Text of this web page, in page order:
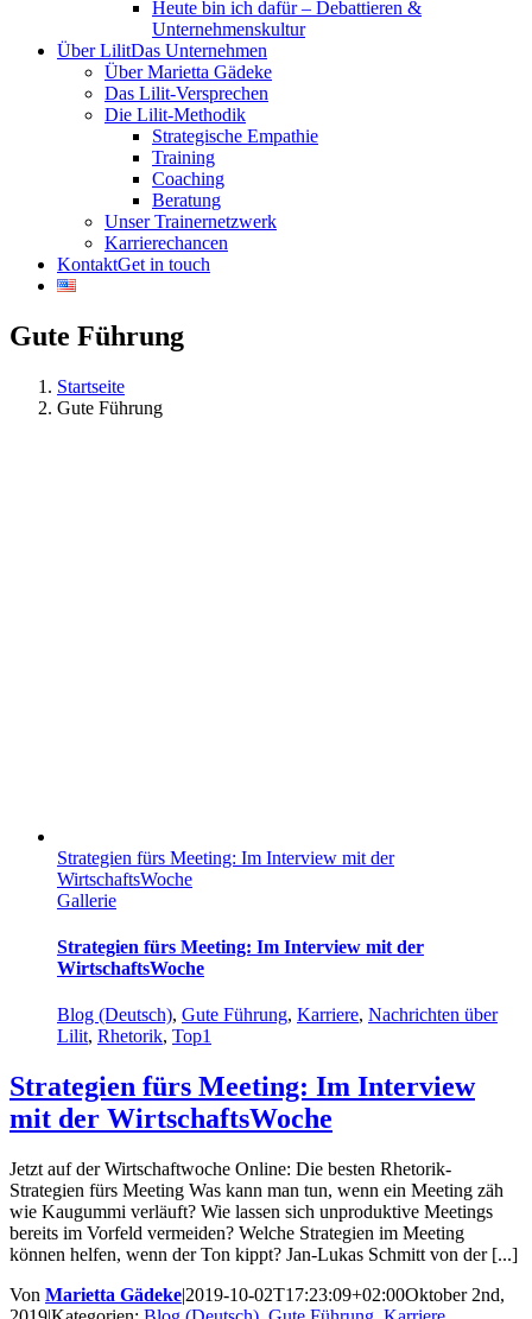
Heute bin ich dafür – Debattieren &
Unternehmenskultur
Über LilitDas Unternehmen
Über Marietta Gädeke
Das Lilit-Versprechen
Die Lilit-Methodik
Strategische Empathie
Training
Coaching
Beratung
Unser Trainernetzwerk
Karrierechancen
KontaktGet in touch
Gute Führung
Startseite
Gute Führung
Strategien fürs Meeting: Im Interview mit der
WirtschaftsWoche
Gallerie
Strategien fürs Meeting: Im Interview mit der
WirtschaftsWoche
Blog (Deutsch), Gute Führung, Karriere, Nachrichten über
Lilit, Rhetorik, Top1
Strategien fürs Meeting: Im Interview
mit der WirtschaftsWoche
Jetzt auf der Wirtschaftwoche Online: Die besten Rhetorik-
Strategien fürs Meeting Was kann man tun, wenn ein Meeting zäh
wie Kaugummi verläuft? Wie lassen sich unproduktive Meetings
bereits im Vorfeld vermeiden? Welche Strategien im Meeting
können helfen, wenn der Ton kippt? Jan-Lukas Schmitt von der [...]
Von Marietta Gädeke|2019-10-02T17:23:09+02:00Oktober 2nd,